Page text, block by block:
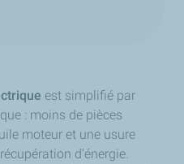
est simplifié par
: moins de pièces
moteur et une usure
d'énergie.